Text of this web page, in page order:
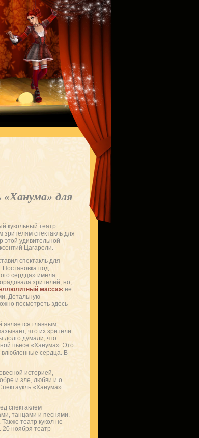
для
кукольный театр
зрителям спектакль для
этой удивительной
Цагарели.
спектакль для
Постановка под
сердца» имела
зрителей, но,
массажне
Детальную
посмотреть здесь
является главным
что их зрители
долго думали, что
пьесе «Ханума». Это
влюбленные сердца. В
историей,
и зле, любви и о
«Ханума»
спектаклем
танцами и песнями.
театр кукол не
20 ноября театр